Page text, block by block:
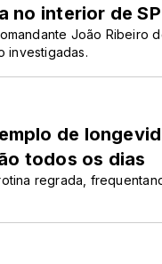
no interior de SP
João Ribeiro
investigadas.
de
todos os dias
regrada,